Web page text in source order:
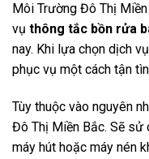
Môi Trường Đô Thị
vụ thông tắc bồn rửa
nay. Khi lựa chọn dịch
phục vụ một cách tận
Tùy thuộc vào nguyên
Đô Thị Miền Bắc. Sẽ sử
máy hút hoặc máy nén